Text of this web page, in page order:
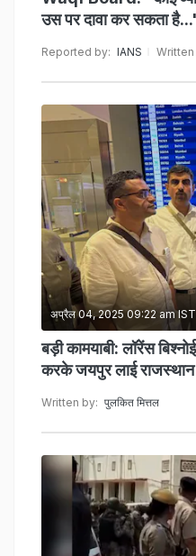
उस पर दावा कर सकता
Reported by: IANS Written
अप्रैल 04, 2025 09:22 am IST
बड़ी कामयाबी: लॉरेंस
करके जयपुर लाई
Written by: पुलकित मित्तल